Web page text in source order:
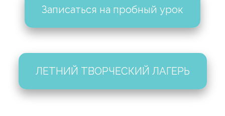
Записаться на пробный урок
ЛЕТНИЙ ТВОРЧЕСКИЙ ЛАГЕРЬ